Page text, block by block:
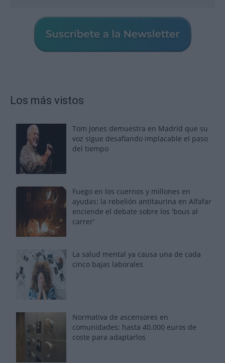
Los más vistos
Tom Jones demuestra en Madrid que su
voz sigue desafiando implacable el paso
del tiempo
Fuego en los cuernos y millones en
ayudas: la rebelión antitaurina en Alfafar
enciende el debate sobre los 'bous al
carrer'
La salud mental ya causa una de cada
cinco bajas laborales
Normativa de ascensores en
comunidades: hasta 40.000 euros de
coste para adaptarlos